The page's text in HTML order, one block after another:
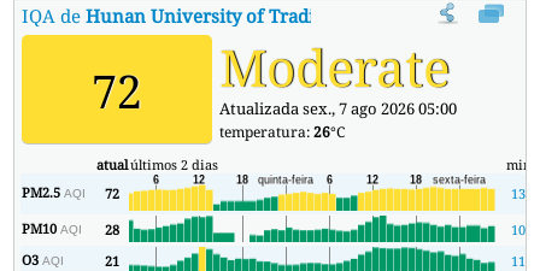
IQA deHunan University of Traditional Chinese Medicine,
72 Moderate
Atualizada sex., 7 ago 2026 05:00
temperatura:26°C
atualúltimos 2 dias min
PM2.5AQI 72
13
PM10AQI 28
10
O3AQI 21
11